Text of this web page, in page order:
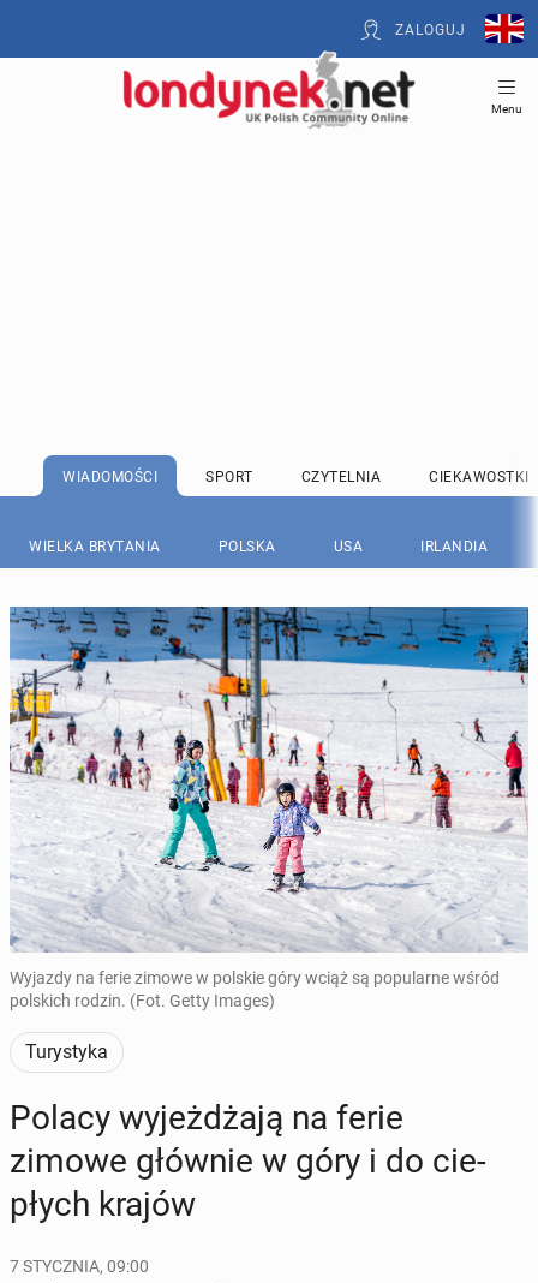
ZALOGUJ
Menu
WIADOMOŚCI SPORT CZYTELNIA CIEKAWOSTKI
WIELKA BRYTANIA POLSKA USA IRLANDIA
Wyjazdy na ferie zimowe w polskie góry wciąż są popularne wśród
polskich rodzin. (Fot. Getty Images)
Turystyka
Polacy wy­jeż­dża­ją na ferie
zimowe głównie w góry i do cie­
płych krajów
7 STYCZNIA, 09:00